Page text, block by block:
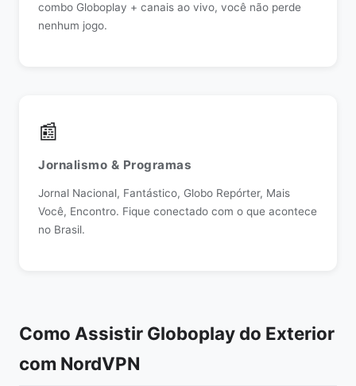
combo Globoplay + canais ao vivo, você não perde
nenhum jogo.
📰
Jornalismo & Programas
Jornal Nacional, Fantástico, Globo Repórter, Mais
Você, Encontro. Fique conectado com o que acontece
no Brasil.
Como Assistir Globoplay do Exterior
com NordVPN